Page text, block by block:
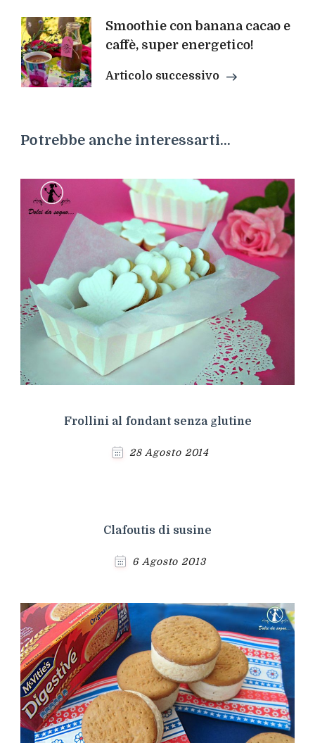
Smoothie con banana cacao e
caffè, super energetico!
Articolo successivo
Potrebbe anche interessarti...
Frollini al fondant senza glutine
28 Agosto 2014
Clafoutis di susine
6 Agosto 2013